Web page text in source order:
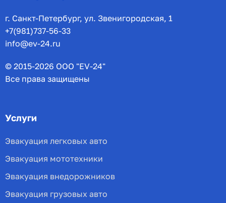
г. Санкт-Петербург, ул. Звенигородская, 1
+7(981)737-56-33
info@ev-24.ru
© 2015-2026 ООО "EV-24"
Все права защищены
Услуги
Эвакуация легковых авто
Эвакуация мототехники
Эвакуация внедорожников
Эвакуация грузовых авто